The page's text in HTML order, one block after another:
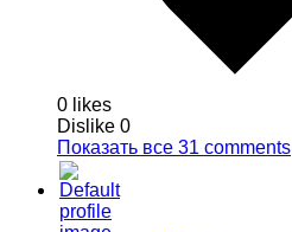
0 likes
Dislike 0
Показать все 31 comments